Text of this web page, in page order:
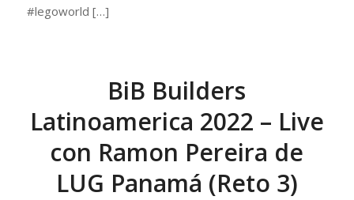
#legoworld […]
BiB Builders
Latinoamerica 2022 – Live
con Ramon Pereira de
LUG Panamá (Reto 3)